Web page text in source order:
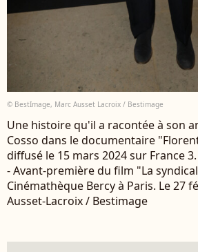
© BestImage, Marc Ausset Lacroix / Bestimage
Une histoire qu'il a racontée à son
Cosso dans le documentaire
diffusé le 15 mars 2024 sur France
- Avant-première du film "La
Cinémathèque Bercy à Paris. Le 27
Ausset-Lacroix / Bestimage